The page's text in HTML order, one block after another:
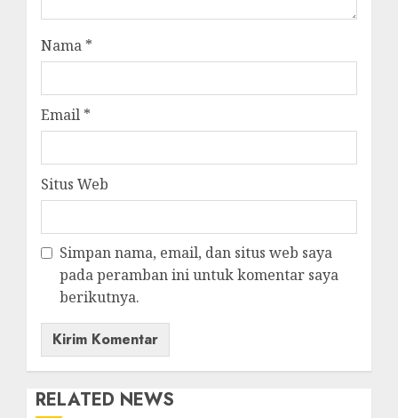
Nama *
Email *
Situs Web
Simpan nama, email, dan situs web saya
pada peramban ini untuk komentar saya
berikutnya.
RELATED NEWS